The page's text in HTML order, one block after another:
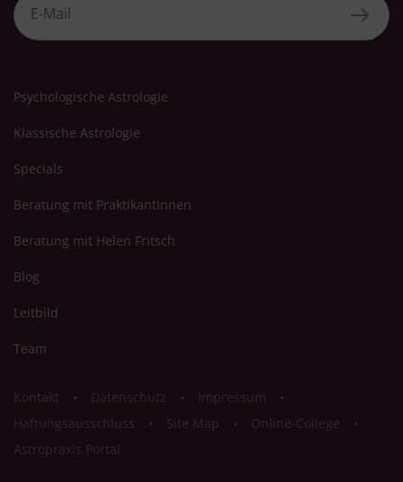
Psychologische Astrologie
Klassische Astrologie
Specials
Beratung mit PraktikantInnen
Beratung mit Helen Fritsch
Blog
Leitbild
Team
Kontakt Datenschutz
Impressum
Haftungsausschluss
Site Map
Online-College
Astropraxis Portal